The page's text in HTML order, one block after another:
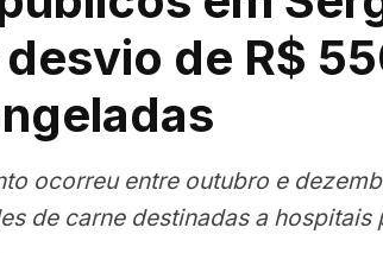
de R$
ocorreu entre outubro e
de carne destinadas a hospitais